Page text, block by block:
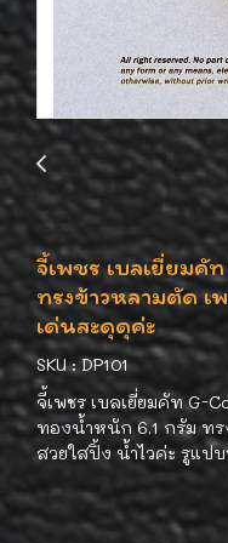
จี้เพชร เบลเยี่ยมคั
ทรงข้าวหลามตัด เ
เด่นสะดุดุค่ะ
SKU : DP101
จี้เพชร เบลเยี่ยมคัท G-
ทองน้ำหนัก 6.1 กรัม ทร
สวยใสปิ้ง น้ำไวค่ะ รูแป